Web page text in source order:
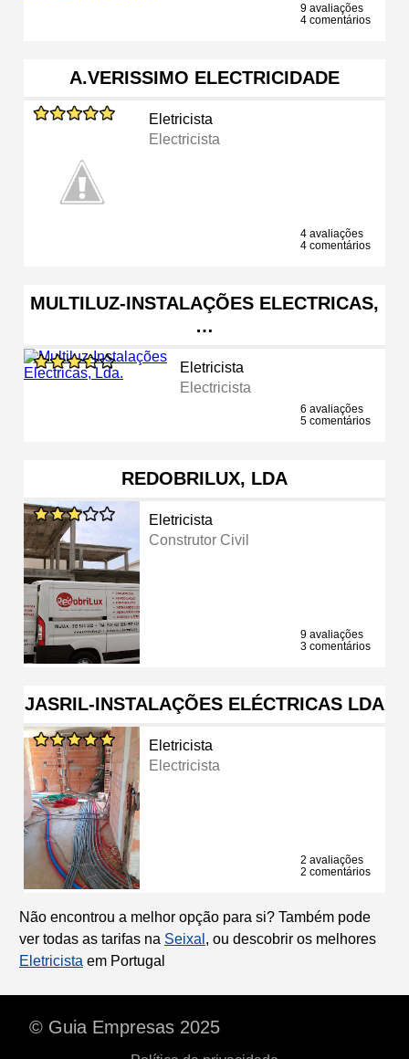
9 avaliações
4 comentários
A.VERISSIMO ELECTRICIDADE
Eletricista
Electricista
4 avaliações
4 comentários
MULTILUZ-INSTALAÇÕES ELECTRICAS,
…
Eletricista
Electricista
6 avaliações
5 comentários
REDOBRILUX, LDA
Eletricista
Construtor Civil
9 avaliações
3 comentários
JASRIL-INSTALAÇÕES ELÉCTRICAS LDA
Eletricista
Electricista
2 avaliações
2 comentários
Não encontrou a melhor opção para si? Também pode
ver todas as tarifas na Seixal , ou descobrir os melhores
Eletricista em Portugal
© Guia Empresas 2025